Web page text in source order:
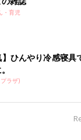
額だ、歳とると年
言っていたと知っ
とふたり暮らしな
恋が冷めることが
外と言えそうです。
・育児
】ひんやり冷感寝具
ラザ)